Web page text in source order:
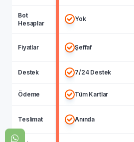
Bot
Hesaplar
Yok
Fiyatlar Şeffaf
Destek 7/24 Destek
Ödeme Tüm Kartlar
Teslimat Anında